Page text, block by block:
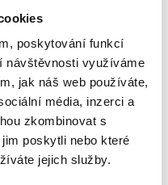
poskytování funkcí
návštěvnosti využíváme
jak náš web používáte,
média, inzerci a
zkombinovat s
poskytli nebo které
jejich služby.
přinášíme
článků a analýz.
mějte tak
a
šíří.
WhatsApp